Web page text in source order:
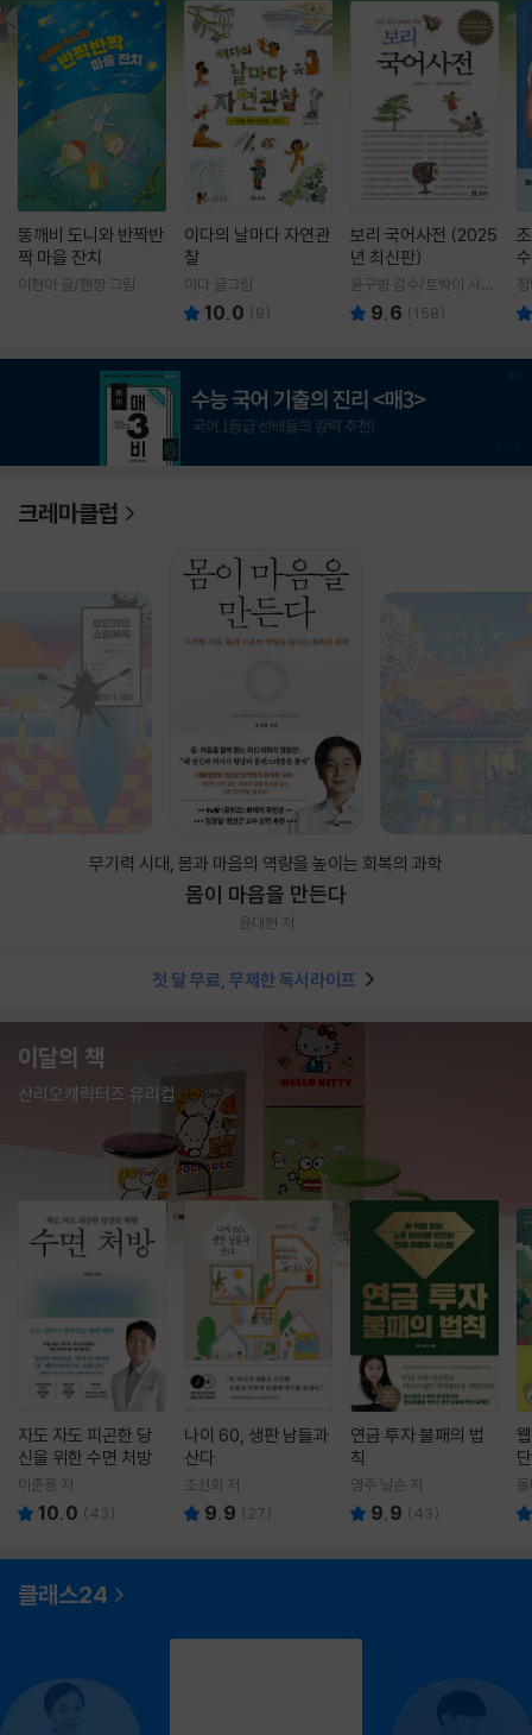
똥깨비 도니와 반짝반
짝 마을 잔치
이현아 글/핸짱 그림
이다의 날마다 자연관
찰
이다 글그림
10.0 (9)
보리 국어사전 (2025
년 최신판)
윤구병 감수/토박이 사전
편찬실 편
9.6 (158)
크레마클럽
무기력 시대, 몸과 마음의 역량을 높이는 회복의 과학
몸이 마음을 만든다
윤대현 저
첫 달 무료, 무제한 독서라이프
이달의 책
산리오캐릭터즈 유리컵
자도 자도 피곤한 당
신을 위한 수면 처방
이준용 저
10.0 (43)
나이 60, 생판 남들과
산다
조선희 저
9.9 ( 27)
연금 투자 불패의 법
칙
영주 닐슨 저
9.9 (43)
클래스24